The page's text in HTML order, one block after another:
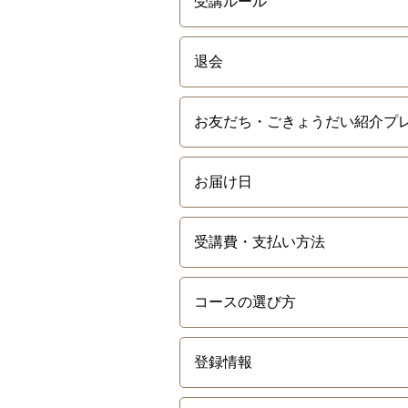
退会
お友だち・ごきょうだい紹介プ
お届け日
受講費・支払い方法
コースの選び方
登録情報